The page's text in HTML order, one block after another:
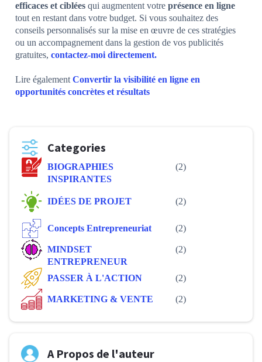
efficaces et ciblées qui augmentent votre présence en ligne
tout en restant dans votre budget. Si vous souhaitez des
conseils personnalisés sur la mise en œuvre de ces stratégies
ou un accompagnement dans la gestion de vos publicités
gratuites, contactez-moi directement.
Lire également Convertir la visibilité en ligne en
opportunités concrètes et résultats
Categories
BIOGRAPHIES
INSPIRANTES
(2)
IDÉES DE PROJET (2)
Concepts Entrepreneuriat (2)
MINDSET
ENTREPRENEUR
(2)
PASSER À L'ACTION (2)
MARKETING & VENTE (2)
A Propos de l'auteur